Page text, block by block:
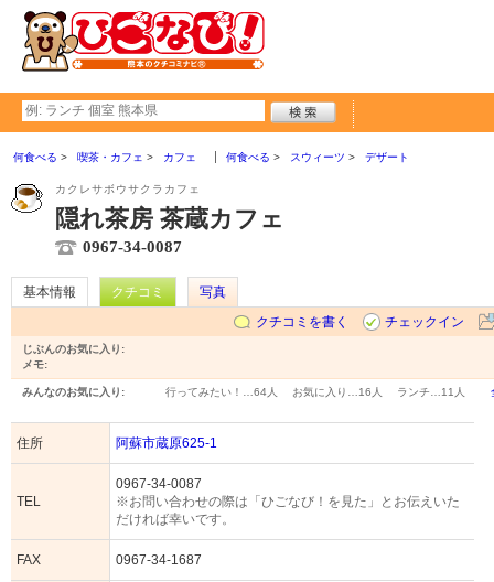
何食べる 喫茶・カフェ カフェ 何食べる スウィーツ デザート
カクレサボウサクラカフェ
隠れ茶房 茶蔵カフェ
0967-34-0087
基本情報 クチコミ
写真
クチコミを書く
チェックイン
じぶんのお気に入り:
メモ:
みんなのお気に入り: 行ってみたい！… 64人 お気に入り… 16人 ランチ… 11人
住所 阿蘇市蔵原625-1
TEL
0967-34-0087
※お問い合わせの際は「ひごなび！を見た」とお伝えいた
だければ幸いです。
FAX 0967-34-1687